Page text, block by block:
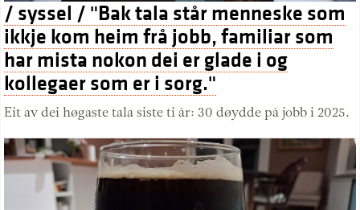
/ syssel / "Bak tala står menneske som
ikkje kom heim frå jobb, familiar som
har mista nokon dei er glade i og
kollegaer som er i sorg."
Eit av dei høgaste tala siste ti år: 30 døydde på jobb i 2025.